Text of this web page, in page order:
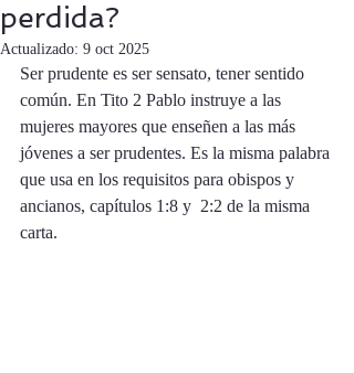
perdida?
Actualizado: 9 oct 2025
Ser prudente es ser sensato, tener sentido
común. En Tito 2 Pablo instruye a las
mujeres mayores que enseñen a las más
jóvenes a ser prudentes. Es la misma palabra
que usa en los requisitos para obispos y
ancianos, capítulos 1:8 y  2:2 de la misma
carta.